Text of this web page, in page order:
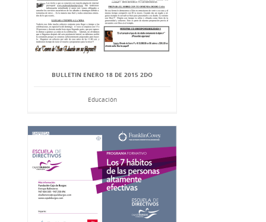
BULLETIN ENERO 18 DE 2015 2DO
Educación